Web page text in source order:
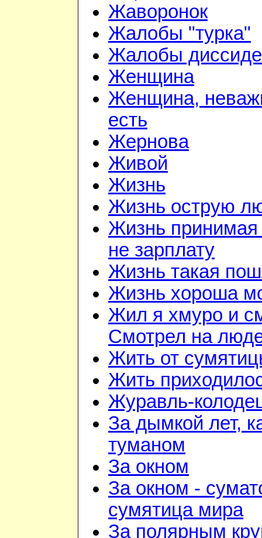
Жаворонок
Жалобы "турка"
Жалобы
Женщина
Женщина,
есть
Жернова
Живой
Жизнь
Жизнь острую
Жизнь
не зарплату
Жизнь такая
Жизнь хороша
Жил я хмуро и
Смотрел на
Жить от
Жить
Журавль-
За дымкой лет,
туманом
За окном
За окном -
сумятица мира
За полярным